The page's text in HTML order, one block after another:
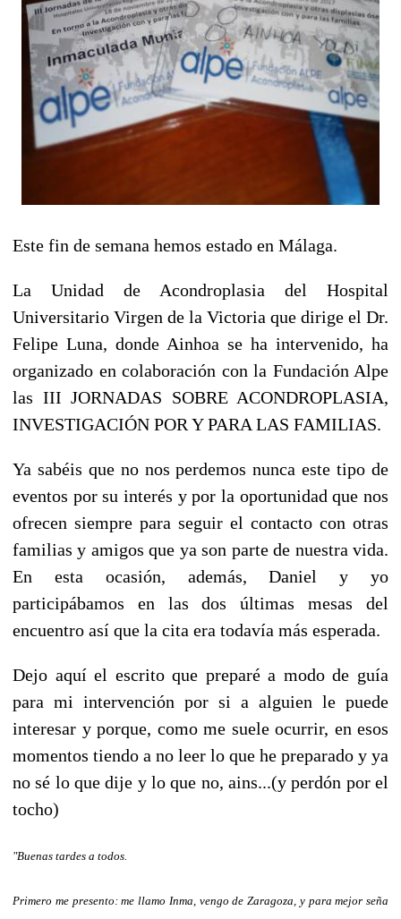
Este fin de semana hemos estado en Málaga.
La Unidad de Acondroplasia del Hospital
Universitario Virgen de la Victoria que dirige el Dr.
Felipe Luna, donde Ainhoa se ha intervenido, ha
organizado en colaboración con la Fundación Alpe
las III JORNADAS SOBRE ACONDROPLASIA,
INVESTIGACIÓN POR Y PARA LAS FAMILIAS.
Ya sabéis que no nos perdemos nunca este tipo de
eventos por su interés y por la oportunidad que nos
ofrecen siempre para seguir el contacto con otras
familias y amigos que ya son parte de nuestra vida.
En esta ocasión, además, Daniel y yo
participábamos en las dos últimas mesas del
encuentro así que la cita era todavía más esperada.
Dejo aquí el escrito que preparé a modo de guía
para mi intervención por si a alguien le puede
interesar y porque, como me suele ocurrir, en esos
momentos tiendo a no leer lo que he preparado y ya
no sé lo que dije y lo que no, ains...(y perdón por el
tocho)
"Buenas tardes a todos.
Primero me presento: me llamo Inma, vengo de Zaragoza, y para mejor seña